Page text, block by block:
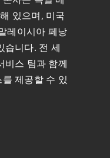
있으며, 미국
레이시아 페낭
습니다. 전 세
비스 팀과 함께
제공할 수 있